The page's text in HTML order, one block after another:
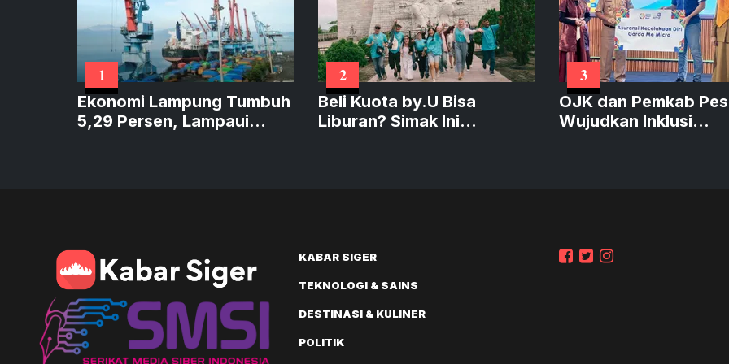
1
Ekonomi Lampung Tumbuh
5,29 Persen, Lampaui
2
Beli Kuota by.U Bisa
Liburan? Simak Ini
3
OJK dan Pemkab
Wujudkan Inklusi
KABAR SIGER
TEKNOLOGI & SAINS
DESTINASI & KULINER
POLITIK